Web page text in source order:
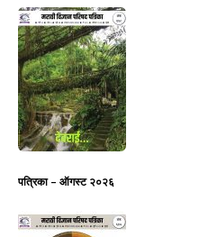
पत्रिका – ऑगस्ट २०२६